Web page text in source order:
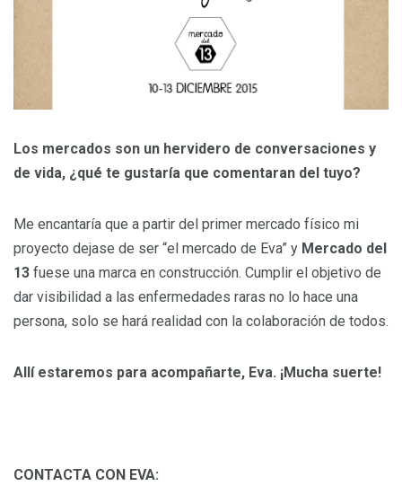
Los mercados son un hervidero de conversaciones y
de vida, ¿qué te gustaría que comentaran del tuyo?
Me encantaría que a partir del primer mercado físico mi
proyecto dejase de ser “el mercado de Eva” y Mercado del
13 fuese una marca en construcción. Cumplir el objetivo de
dar visibilidad a las enfermedades raras no lo hace una
persona, solo se hará realidad con la colaboración de todos.
Allí estaremos para acompañarte, Eva. ¡Mucha suerte!
CONTACTA CON EVA: